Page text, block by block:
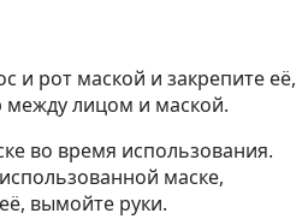
и рот маской и закрепите её,
лицом и маской.
во время использования.
маске,
вымойте руки.